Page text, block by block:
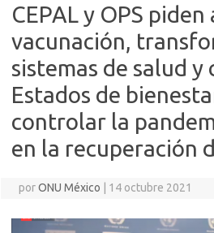
CEPAL y OPS
vacunación,
sistemas de salud
Estados de
controlar la
en la recuperación
porONU México 14 octubre 2021